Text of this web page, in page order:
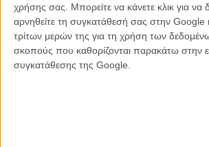
χρήσης σας. Μπορείτε να κάνετε κλικ για να
αρνηθείτε τη συγκατάθεσή σας στην Google
τρίτων μερών της για τη χρήση των
σκοπούς που καθορίζονται παρακάτω στην
συγκατάθεσης της Google.
Βιμ Βέντερς